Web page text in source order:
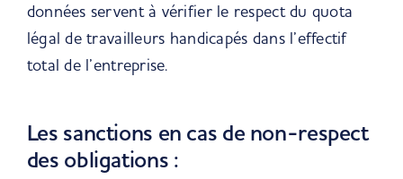
données servent à vérifier le respect du quota
légal de travailleurs handicapés dans l’effectif
total de l’entreprise.
Les sanctions en cas de non-respect
des obligations :